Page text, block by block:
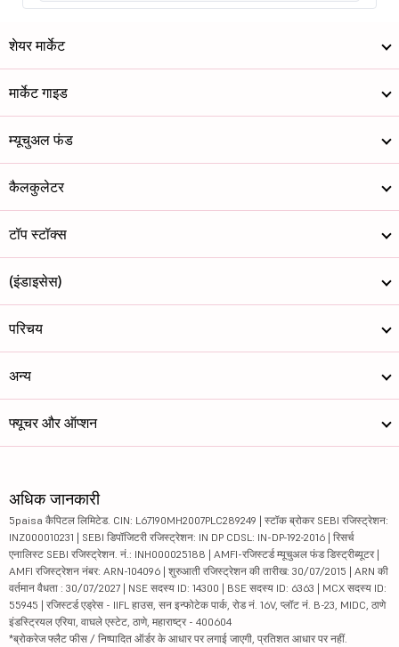
शेयर मार्केट
मार्केट गाइड
म्यूचुअल फंड
कैलकुलेटर
टॉप स्टॉक्स
(इंडाइसेस)
परिचय
अन्य
फ्यूचर और ऑप्शन
अधिक जानकारी
5paisa कैपिटल लिमिटेड. CIN: L67190MH2007PLC289249 | स्टॉक ब्रोकर SEBI रजिस्ट्रेशन:
INZ000010231 | SEBI डिपॉजिटरी रजिस्ट्रेशन: IN DP CDSL: IN-DP-192-2016 | रिसर्च
एनालिस्ट SEBI रजिस्ट्रेशन. नं.: INH000025188 | AMFI-रजिस्टर्ड म्यूचुअल फंड डिस्ट्रीब्यूटर |
AMFI रजिस्ट्रेशन नंबर: ARN-104096 | शुरुआती रजिस्ट्रेशन की तारीख: 30/07/2015 | ARN की
वर्तमान वैधता : 30/07/2027 | NSE सदस्य ID: 14300 | BSE सदस्य ID: 6363 | MCX सदस्य ID:
55945 | रजिस्टर्ड एड्रेस - IIFL हाउस, सन इन्फोटेक पार्क, रोड नं. 16V, प्लॉट नं. B-23, MIDC, ठाणे
इंडस्ट्रियल एरिया, वाघले एस्टेट, ठाणे, महाराष्ट्र - 400604
*ब्रोकरेज फ्लैट फीस / निष्पादित ऑर्डर के आधार पर लगाई जाएगी, प्रतिशत आधार पर नहीं.